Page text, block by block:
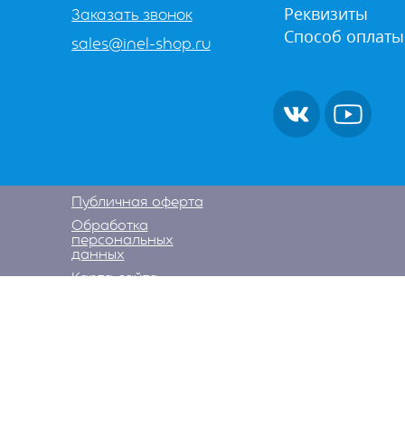
Заказать звонок
sales@inel-shop.ru
Реквизиты
Способ оплаты
Публичная оферта
Обработка
персональных
данных
Карта сайта